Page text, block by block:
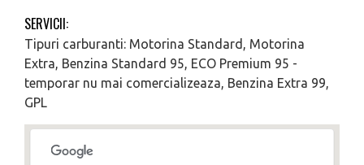
SERVICII:
Tipuri carburanti: Motorina Standard, Motorina
Extra, Benzina Standard 95, ECO Premium 95 -
temporar nu mai comercializeaza, Benzina Extra 99,
GPL